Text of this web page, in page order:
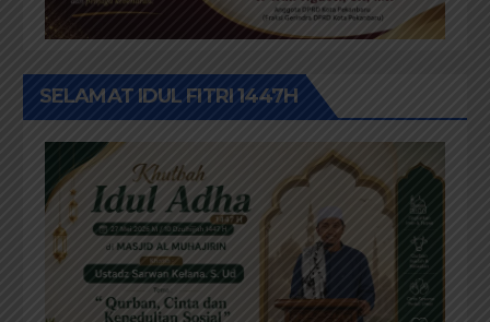
SELAMAT IDUL FITRI 1447H